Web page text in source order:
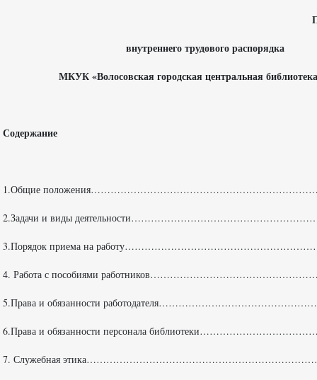
внутреннего трудового распорядка
МКУК «Волосовская городская центральная библиотека
Содержание
1.Общие
2.Задачи и виды
3.Порядок приема на
4. Работа с пособиями
5.Права и обязанности
6.Права и обязанности персонала
7. Служебная